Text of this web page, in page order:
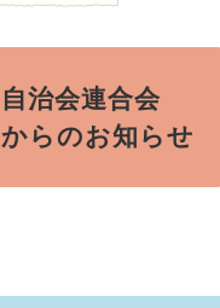
自治会連合会
からのお知らせ